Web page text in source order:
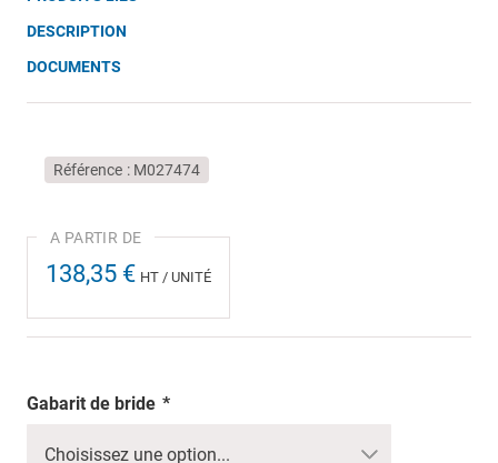
DESCRIPTION
DOCUMENTS
Référence M027474
138,35 € HT / UNITÉ
Gabarit de bride